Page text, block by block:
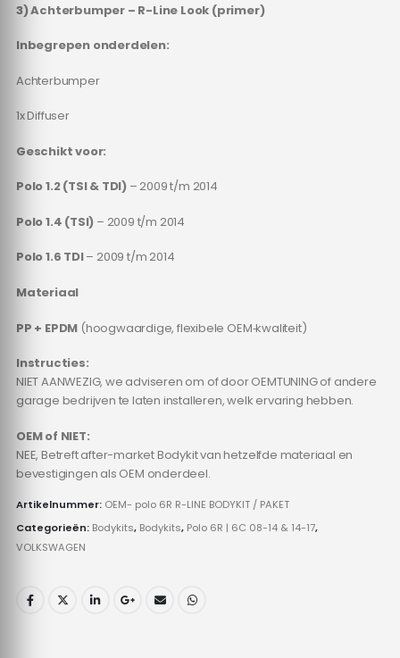
3) Achterbumper – R-Line Look (primer)
Inbegrepen onderdelen:
Achterbumper
1x Diffuser
Geschikt voor:
Polo 1.2 (TSI & TDI) – 2009 t/m 2014
Polo 1.4 (TSI) – 2009 t/m 2014
Polo 1.6 TDI– 2009 t/m 2014
Materiaal
PP + EPDM (hoogwaardige, flexibele OEM‑kwaliteit)
Instructies:
NIET AANWEZIG, we adviseren om of door OEMTUNING of andere
garage bedrijven te laten installeren, welk ervaring hebben.
OEM of NIET:
NEE, Betreft after-market Bodykit van hetzelfde materiaal en
bevestigingen als OEM onderdeel.
Artikelnummer: OEM- polo 6R R-LINE BODYKIT / PAKET
Categorieën: Bodykits, Bodykits, Polo 6R | 6C 08-14 & 14-17,
VOLKSWAGEN